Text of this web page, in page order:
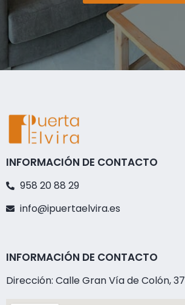
INFORMACIÓN DE CONTACTO
958 20 88 29
info@ipuertaelvira.es
INFORMACIÓN DE CONTACTO
Dirección: Calle Gran Vía de Colón, 37